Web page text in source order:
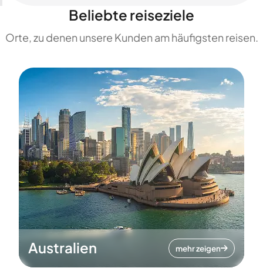
Beliebte reiseziele
Orte, zu denen unsere Kunden am häufigsten reisen.
Australien mehr zeigen